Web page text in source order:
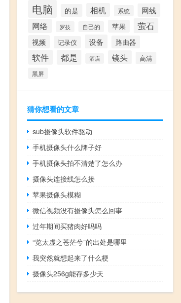
电脑 的是 相机 系统 网线
网络 罗技 自己的 苹果 萤石
视频 记录仪 设备 路由器
软件 都是 酒店 镜头 高清
黑屏
猜你想看的文章
sub摄像头软件驱动
手机摄像头什么牌子好
手机摄像头拍不清楚了怎么办
摄像头连接线怎么接
苹果摄像头模糊
微信视频没有摄像头怎么回事
过年期间买猪肉好吗吗
“览太虚之苍茫兮”的出处是哪里
我突然就想起来了什么梗
摄像头256g能存多少天